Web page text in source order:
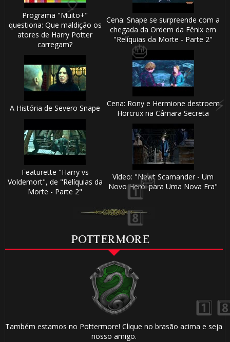
Programa "Muito+"
questiona: Que maldição os
atores de Harry Potter
carregam?
Cena: Snape se surpreende com a
chegada da Ordem da Fênix em
"Relíquias da Morte - Parte 2"
A História de Severo Snape
Cena: Rony e Hermione destroem
Horcrux na Câmara Secreta
Featurette "Harry vs
Voldemort", de "Relíquias da
Morte - Parte 2"
Vídeo: "Newt Scamander - Um
Novo Herói para Uma Nova Era"
POTTERMORE
Também estamos no Pottermore! Clique no brasão acima e seja
nosso amigo.
🎈